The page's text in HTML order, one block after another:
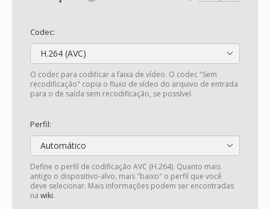
Codec:
H.264 (AVC)
O codec para codificar a faixa de vídeo. O codec "Sem
recodificação" copia o fluxo de vídeo do arquivo de entrada
para o de saída sem recodificação, se possível.
Perfil:
Automático
Define o perfil de codificação AVC (H.264). Quanto mais
antigo o dispositivo-alvo, mais "baixo" o perfil que você
deve selecionar. Mais informações podem ser encontradas
na wiki.